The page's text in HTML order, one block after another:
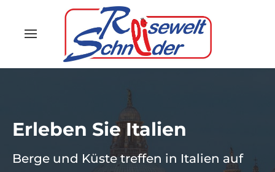
Erleben Sie Italien
Berge und Küste treffen in Italien auf